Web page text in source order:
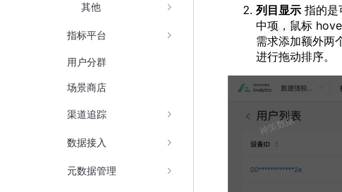
列目显示 指的是
中项，鼠标
需求添加额外两
进行拖动排序。
其他
指标平台
用户分群
场景商店
渠道追踪
数据接入
元数据管理